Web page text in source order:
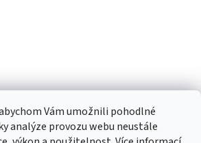
Vám umožnili pohodlné
analýze provozu webu neustále